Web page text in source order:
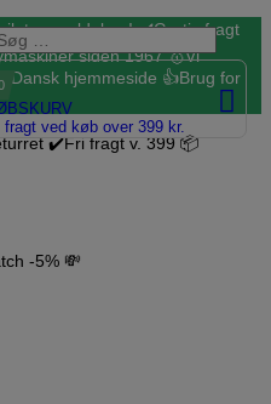
anmeldelser! ✔️Gratis fragt
siden 1967 🥇Vi
Dansk hjemmeside 👍Brug for
✔️Fri fragt v. 399 📦
-5% 💸
fragt ved køb over 399 kr.